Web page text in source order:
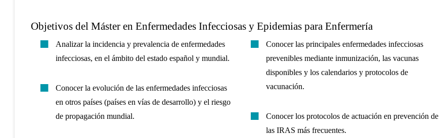
Objetivos del Máster en Enfermedades Infecciosas y Epidemias para Enfermería
Analizar la incidencia y prevalencia de enfermedades
infecciosas, en el ámbito del estado español y mundial.
Conocer la evolución de las enfermedades infecciosas
en otros países (países en vías de desarrollo) y el riesgo
de propagación mundial.
Conocer las principales enfermedades infecciosas
prevenibles mediante inmunización, las vacunas
disponibles y los calendarios y protocolos de
vacunación.
Conocer los protocolos de actuación en prevención de
las IRAS más frecuentes.